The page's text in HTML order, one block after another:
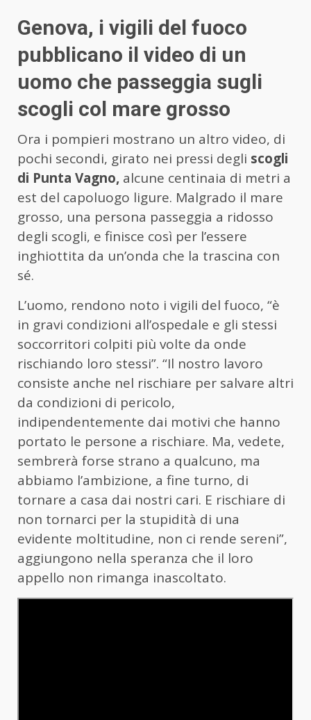
Genova, i vigili del fuoco
pubblicano il video di un
uomo che passeggia sugli
scogli col mare grosso
Ora i pompieri mostrano un altro video, di
pochi secondi, girato nei pressi degli scogli
di Punta Vagno, alcune centinaia di metri a
est del capoluogo ligure. Malgrado il mare
grosso, una persona passeggia a ridosso
degli scogli, e finisce così per l’essere
inghiottita da un’onda che la trascina con
sé.
L’uomo, rendono noto i vigili del fuoco, “è
in gravi condizioni all’ospedale e gli stessi
soccorritori colpiti più volte da onde
rischiando loro stessi”. “Il nostro lavoro
consiste anche nel rischiare per salvare altri
da condizioni di pericolo,
indipendentemente dai motivi che hanno
portato le persone a rischiare. Ma, vedete,
sembrerà forse strano a qualcuno, ma
abbiamo l’ambizione, a fine turno, di
tornare a casa dai nostri cari. E rischiare di
non tornarci per la stupidità di una
evidente moltitudine, non ci rende sereni”,
aggiungono nella speranza che il loro
appello non rimanga inascoltato.